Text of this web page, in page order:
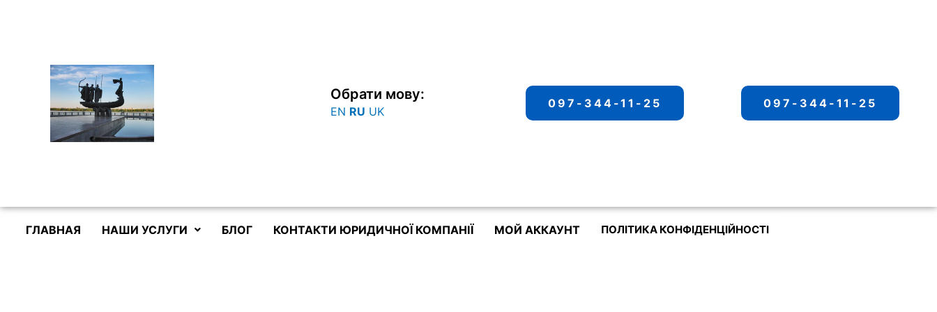
Обрати мову:
EN RU UK
097-344-11-25 097-344-11-25
ГЛАВНАЯ НАШИ УСЛУГИ БЛОГ КОНТАКТИ ЮРИДИЧНОЇ КОМПАНІЇ МОЙ АККАУНТ ПОЛІТИКА КОНФІДЕНЦІЙНОСТІ